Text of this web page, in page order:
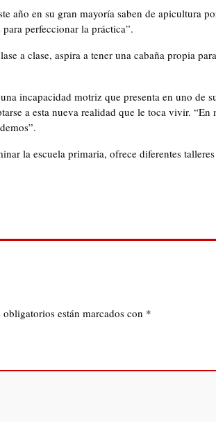
año en su gran mayoría saben de apicultura
perfeccionar la práctica”.
a clase, aspira a tener una cabaña propia
incapacidad motriz que presenta en uno de
a esta nueva realidad que le toca vivir. “En
la escuela primaria, ofrece diferentes
están marcados con *